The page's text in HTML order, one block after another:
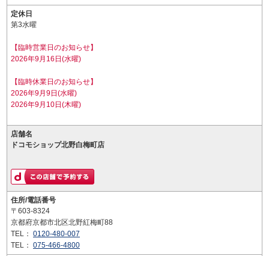
定休日
第3水曜
【臨時営業日のお知らせ】
2026年9月16日(水曜)
【臨時休業日のお知らせ】
2026年9月9日(水曜)
2026年9月10日(木曜)
店舗名
ドコモショップ北野白梅町店
住所/電話番号
〒603-8324
京都府京都市北区北野紅梅町88
TEL： 0120-480-007
TEL： 075-466-4800